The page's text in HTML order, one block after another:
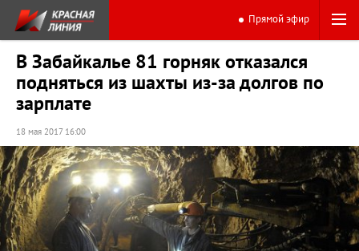
Прямой эфир
В Забайкалье 81 горняк отказался
подняться из шахты из-за долгов по
зарплате
18 мая 2017 16:00